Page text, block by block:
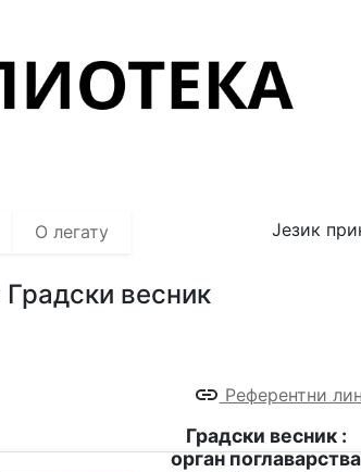
О легату Језик
Градски весник
Референтни
Градски весник :
орган поглаварства